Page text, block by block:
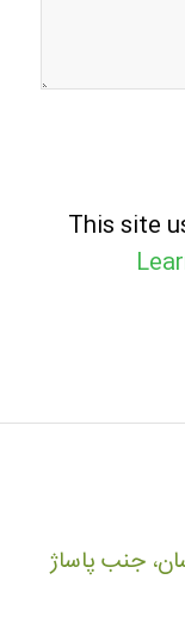
This site
جنب پاساژ